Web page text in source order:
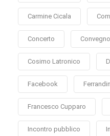
Carmine Cicala
Concerto Convegno
Cosimo Latronico
Facebook
Francesco Cupparo
Incontro pubblico